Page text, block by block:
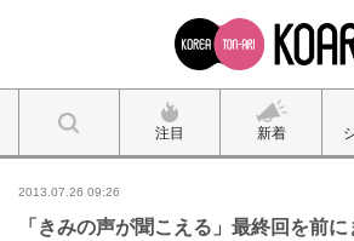
注目 新着
2013.07.26 09:26
「きみの声が聞こえる」最終回を前